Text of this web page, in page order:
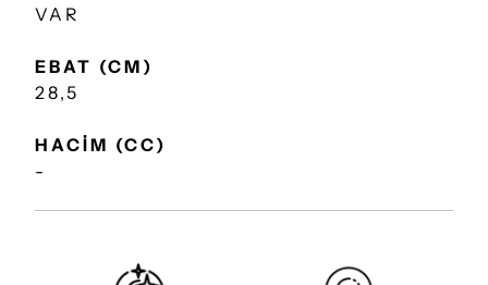
VAR
EBAT (CM)
28,5
HACİM (CC)
-